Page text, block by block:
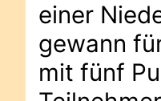
einer
gewann
mit fünf